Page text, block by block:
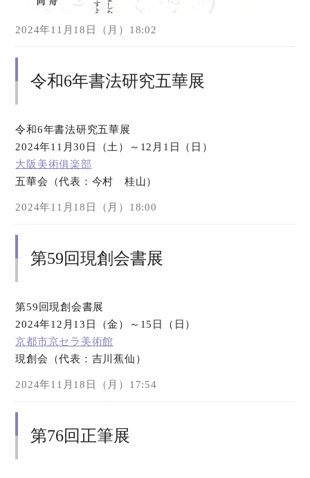
2024年11月18日（月）18:02
令和6年書法研究五華展
令和6年書法研究五華展
2024年11月30日（土）～12月1日（日）
大阪美術俱楽部
五華会（代表：今村 桂山）
2024年11月18日（月）18:00
第59回現創会書展
第59回現創会書展
2024年12月13日（金）～15日（日）
京都市京セラ美術館
現創会（代表：吉川蕉仙）
2024年11月18日（月）17:54
第76回正筆展